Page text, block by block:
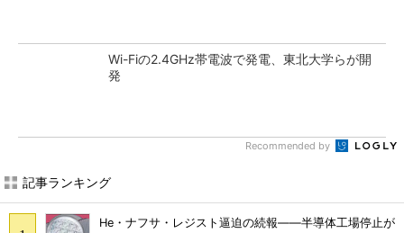
Wi-Fiの2.4GHz帯電波で発電、東北大学らが開
発
Recommended by
記事ランキング
He・ナフサ・レジスト逼迫の続報――半導体工場停止が